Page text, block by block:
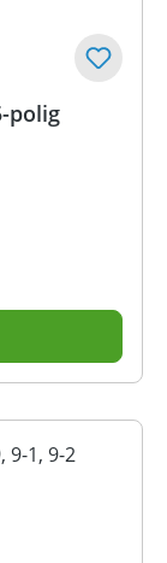
polig